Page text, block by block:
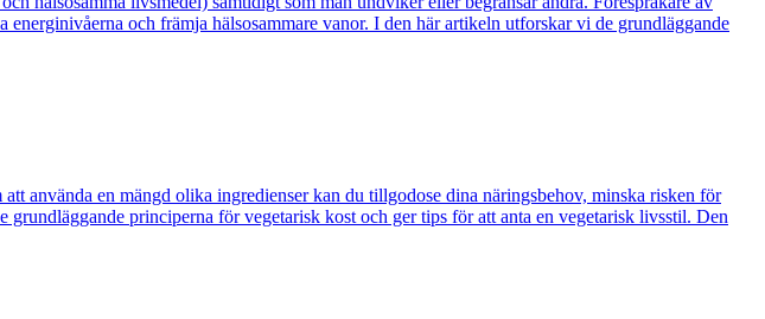
och främja hälsosammare vanor. I den här artikeln utforskar vi de grundläggande
använda en mängd olika ingredienser kan du tillgodose dina näringsbehov, minska risken för
principerna för vegetarisk kost och ger tips för att anta en vegetarisk livsstil. Den